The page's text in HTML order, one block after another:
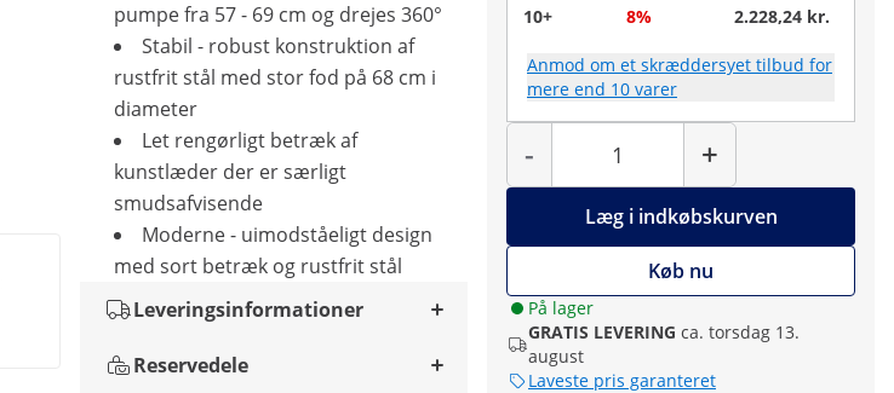
10+
8% 2.228,24 kr.
Anmod om et skræddersyet tilbud for
mere end 10 varer
-
Antal
+
Læg i indkøbskurven
Køb nu
På lager
GRATIS LEVERING ca. torsdag 13.
august
Laveste pris garanteret
pumpe fra 57 - 69 cm og drejes 360°
Stabil - robust konstruktion af
rustfrit stål med stor fod på 68 cm i
diameter
Let rengørligt betræk af
kunstlæder der er særligt
smudsafvisende
Moderne - uimodståeligt design
med sort betræk og rustfrit stål
Leveringsinformationer
Reservedele